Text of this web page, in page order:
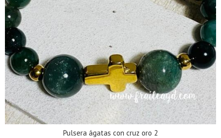
Pulsera ágatas con cruz oro 2